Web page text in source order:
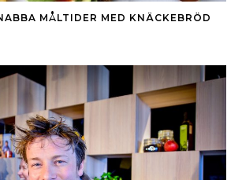
MÅLTIDER MED KNÄCKEBRÖD